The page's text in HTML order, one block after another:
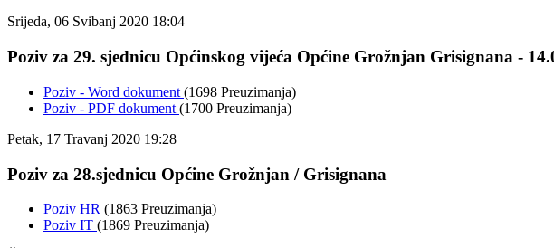
Srijeda, 06 Svibanj 2020 18:04
Poziv za 29. sjednicu Općinskog vijeća Općine Grožnjan Grisignana -
Poziv - Word dokument (1698 Preuzimanja)
Poziv - PDF dokument (1700 Preuzimanja)
Petak, 17 Travanj 2020 19:28
Poziv za 28.sjednicu Općine Grožnjan / Grisignana
Poziv HR (1863 Preuzimanja)
Poziv IT (1869 Preuzimanja)